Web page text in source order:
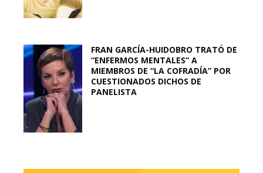
FRAN GARCÍA-HUIDOBRO TRATÓ DE
“ENFERMOS MENTALES” A
MIEMBROS DE “LA COFRADÍA” POR
CUESTIONADOS DICHOS DE
PANELISTA